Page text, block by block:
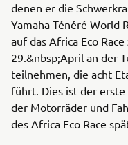
denen er die
Yamaha Ténéré World
auf das Africa Eco
29.&nbsp;April an der
teilnehmen, die acht
führt. Dies ist der
der Motorräder und
des Africa Eco Race